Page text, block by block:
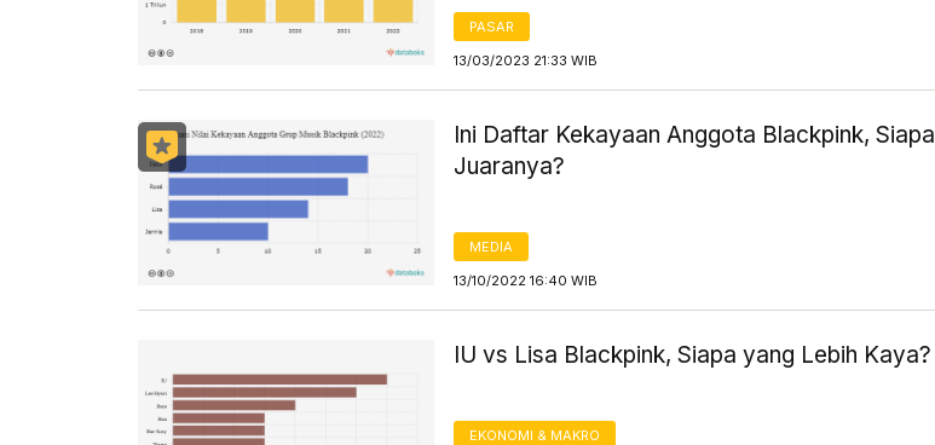
PASAR
13/03/2023 21:33 WIB
Ini Daftar Kekayaan Anggota Blackpink, Siapa
Juaranya?
MEDIA
13/10/2022 16:40 WIB
IU vs Lisa Blackpink, Siapa yang Lebih Kaya?
EKONOMI & MAKRO